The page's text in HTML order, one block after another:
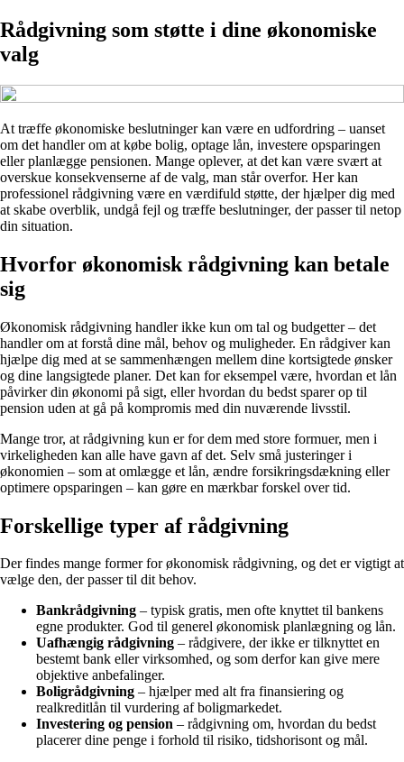
Rådgivning som støtte i dine økonomiske
valg
At træffe økonomiske beslutninger kan være en udfordring – uanset
om det handler om at købe bolig, optage lån, investere opsparingen
eller planlægge pensionen. Mange oplever, at det kan være svært at
overskue konsekvenserne af de valg, man står overfor. Her kan
professionel rådgivning være en værdifuld støtte, der hjælper dig med
at skabe overblik, undgå fejl og træffe beslutninger, der passer til netop
din situation.
Hvorfor økonomisk rådgivning kan betale
sig
Økonomisk rådgivning handler ikke kun om tal og budgetter – det
handler om at forstå dine mål, behov og muligheder. En rådgiver kan
hjælpe dig med at se sammenhængen mellem dine kortsigtede ønsker
og dine langsigtede planer. Det kan for eksempel være, hvordan et lån
påvirker din økonomi på sigt, eller hvordan du bedst sparer op til
pension uden at gå på kompromis med din nuværende livsstil.
Mange tror, at rådgivning kun er for dem med store formuer, men i
virkeligheden kan alle have gavn af det. Selv små justeringer i
økonomien – som at omlægge et lån, ændre forsikringsdækning eller
optimere opsparingen – kan gøre en mærkbar forskel over tid.
Forskellige typer af rådgivning
Der findes mange former for økonomisk rådgivning, og det er vigtigt at
vælge den, der passer til dit behov.
Bankrådgivning – typisk gratis, men ofte knyttet til bankens
egne produkter. God til generel økonomisk planlægning og lån.
Uafhængig rådgivning – rådgivere, der ikke er tilknyttet en
bestemt bank eller virksomhed, og som derfor kan give mere
objektive anbefalinger.
Boligrådgivning – hjælper med alt fra finansiering og
realkreditlån til vurdering af boligmarkedet.
Investering og pension – rådgivning om, hvordan du bedst
placerer dine penge i forhold til risiko, tidshorisont og mål.